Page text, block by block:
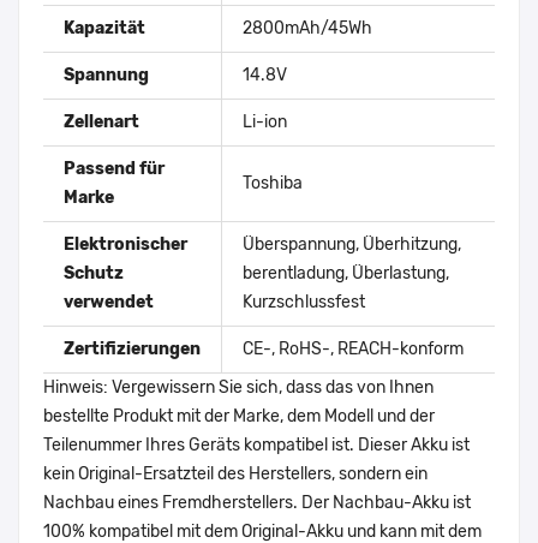
Kapazität 2800mAh/45Wh
Spannung 14.8V
Zellenart Li-ion
Passend für
Marke
Toshiba
Elektronischer
Schutz
verwendet
Überspannung, Überhitzung,
berentladung, Überlastung,
Kurzschlussfest
Zertifizierungen
CE-, RoHS-, REACH-konform
Hinweis: Vergewissern Sie sich, dass das von Ihnen
bestellte Produkt mit der Marke, dem Modell und der
Teilenummer Ihres Geräts kompatibel ist. Dieser Akku ist
kein Original-Ersatzteil des Herstellers, sondern ein
Nachbau eines Fremdherstellers. Der Nachbau-Akku ist
100% kompatibel mit dem Original-Akku und kann mit dem